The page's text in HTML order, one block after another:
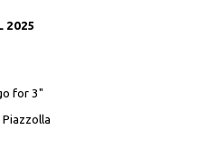
2025
for 3"